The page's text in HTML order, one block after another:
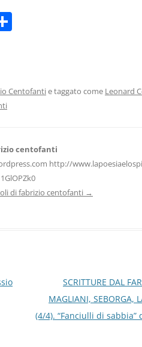
vi
Centofantie taggato come Leonard
centofanti
http://
di fabrizio centofanti →
SCRITTURE DAL
MAGLIANI, SEBORGA,
(4/4). “Fanciulli di